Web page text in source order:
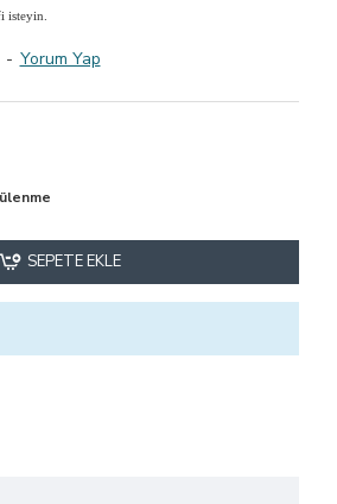
isteyin.
- Yorum Yap
SEPETE EKLE